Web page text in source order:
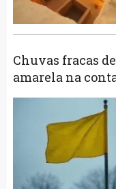
Chuvas fracas
amarela na